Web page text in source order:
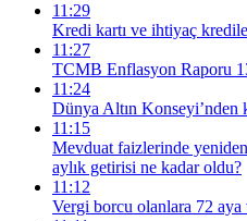
11:29
Kredi kartı ve ihtiyaç
11:27
TCMB Enflasyon Raporu
11:24
Dünya Altın Konseyi’nden
11:15
Mevduat faizlerinde
aylık getirisi ne kadar oldu?
11:12
Vergi borcu olanlara 72 aya